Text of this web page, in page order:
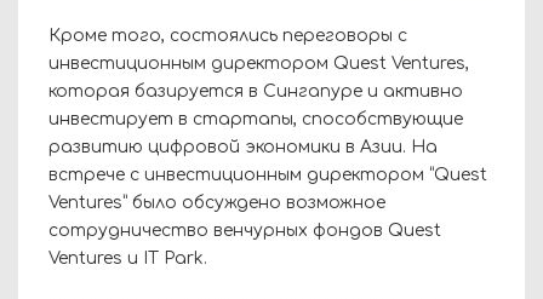
Кроме того, состоялись переговоры с
инвестиционным директором Quest Ventures,
которая базируется в Сингапуре и активно
инвестирует в стартапы, способствующие
развитию цифровой экономики в Азии. На
встрече с инвестиционным директором “Quest
Ventures” было обсуждено возможное
сотрудничество венчурных фондов Quest
Ventures и IT Park.